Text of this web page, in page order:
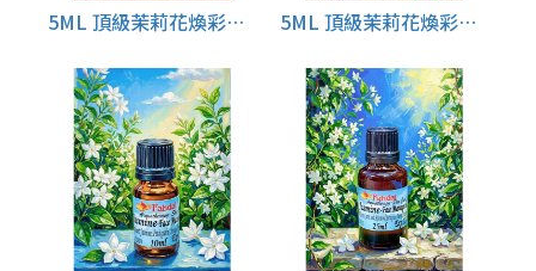
5ML 頂級茉莉花煥彩潤膚按摩精油 5ML 頂級茉莉花煥彩潤膚按摩精(滾珠瓶)